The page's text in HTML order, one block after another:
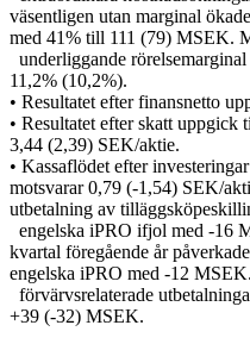
väsentligen utan marginal
med 41% till 111 (79) MSEK.
underliggande
11,2% (10,2%).
• Resultatet efter finansnetto
• Resultatet efter skatt
3,44 (2,39) SEK/aktie.
• Kassaflödet efter
motsvarar 0,79 (-1,54) SEK/
utbetalning av
engelska iPRO ifjol med -16
kvartal föregående år
engelska iPRO med -12
förvärvsrelaterade
+39 (-32) MSEK.